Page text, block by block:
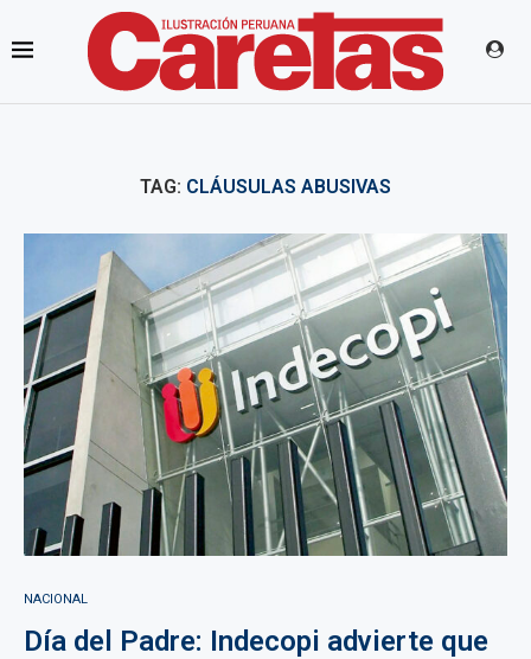
TAG: CLÁUSULAS ABUSIVAS
NACIONAL
Día del Padre: Indecopi advierte que